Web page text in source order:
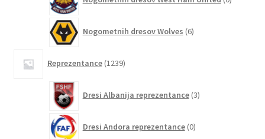
izdelkov
Nogometnih dresov Wolves 6izdelkov
Reprezentance 1239izdelkov
Dresi Albanija reprezentance 3izdelki
Dresi Andora reprezentance 0izdelkov